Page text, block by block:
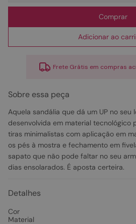
Comprar
Adicionar ao
Frete Grátis em compras
Sobre essa peça
Aquela sandália que dá um UP no seu
desenvolvida em material tecnológico
tiras minimalistas com aplicação em
os pés à mostra e fechamento em
sapato que não pode faltar no seu
dias ensolarados. É aposta certeira.
Detalhes
Cor
Material